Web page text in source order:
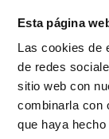
Esta página
Las cookies de
de redes
sitio web con
combinarla con
que haya